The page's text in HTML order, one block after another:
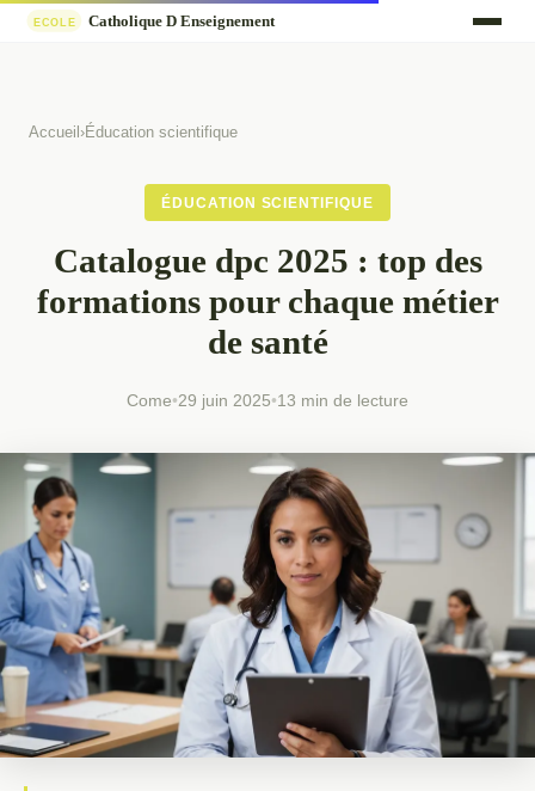
Accueil ›Éducation scientifique
ÉDUCATION SCIENTIFIQUE
Catalogue dpc 2025 : top des
formations pour chaque métier
de santé
Come•29 juin 2025•13 min de lecture